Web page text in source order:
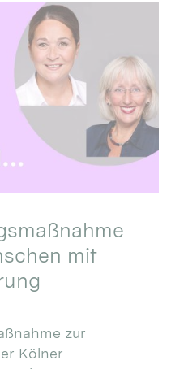
mit
zur
Kölner